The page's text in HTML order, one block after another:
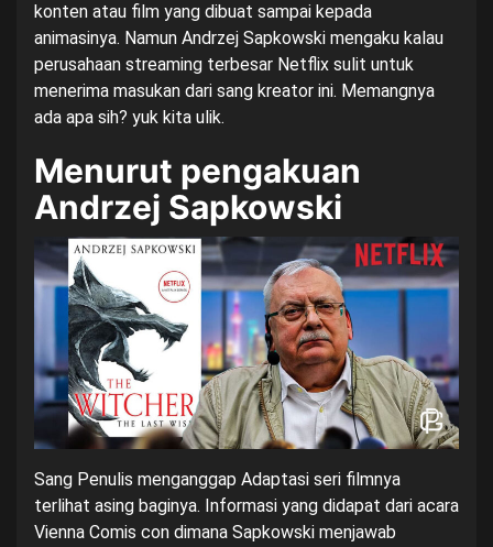
konten atau film yang dibuat sampai kepada
animasinya. Namun Andrzej Sapkowski mengaku kalau
perusahaan streaming terbesar Netflix sulit untuk
menerima masukan dari sang kreator ini. Memangnya
ada apa sih? yuk kita ulik.
Menurut pengakuan
Andrzej Sapkowski
Sang Penulis menganggap Adaptasi seri filmnya
terlihat asing baginya. Informasi yang didapat dari acara
Vienna Comis con dimana Sapkowski menjawab